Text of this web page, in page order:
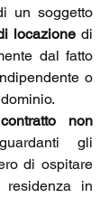
un soggetto
locazione di
dal fatto
o
non
gli
di ospitare
in